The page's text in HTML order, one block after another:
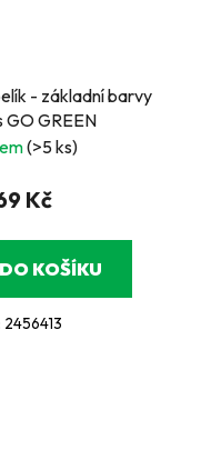
- základní barvy
GREEN
(>5 ks)
Kč
DO KOŠÍKU
2456413